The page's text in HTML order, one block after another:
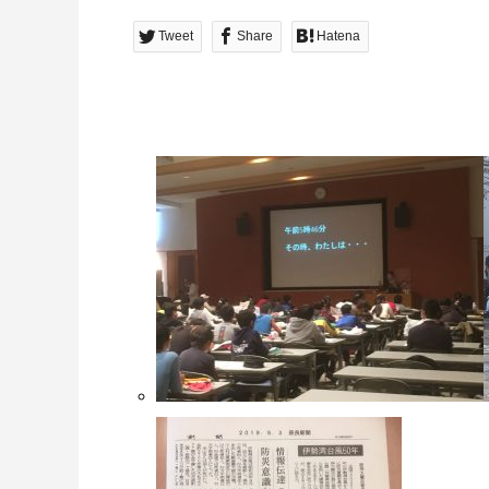
Tweet Share Hatena